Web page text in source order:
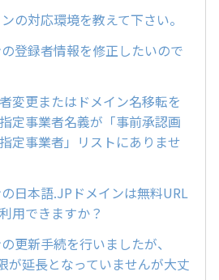
の対応環境を教えて下さい。
登録者情報を修正したいので
変更またはドメイン名移転を
定事業者名義が「事前承認画
定事業者」リストにありませ
日本語.JPドメインは無料URL
用できますか？
更新手続を行いましたが、
が延長となっていませんが大丈